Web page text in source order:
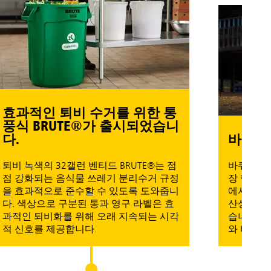
인 퇴비 수거를 위한 통
BRUTE®가 출시되었습니
색의 32갤런 벤티드 BRUTE®는 점
되는 음식물 쓰레기 분리수거 규정
적으로 준수할 수 있도록 도와줍니
으로 구분된 통과 영구 라벨은 효
퇴비화를 위해 오래 지속되는 시각
를 제공합니다.
바퀴 달린
바퀴 달린
장 혁신적인 최
에서도 5배 더
산성을 향상하
습니다. *44G
와 비교한 내부